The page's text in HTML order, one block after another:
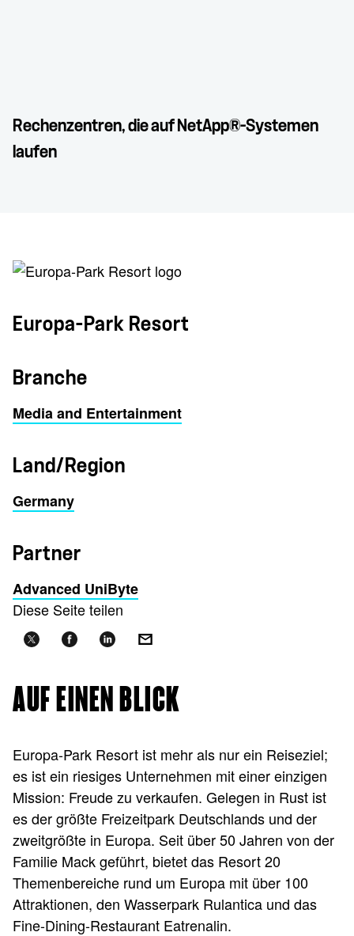
Rechenzentren, die auf NetApp®-Systemen
laufen
Europa-Park Resort
Branche
Media and Entertainment
Land/Region
Germany
Partner
Advanced UniByte
Diese Seite teilen
AUF EINEN BLICK
Europa-Park Resort ist mehr als nur ein Reiseziel;
es ist ein riesiges Unternehmen mit einer einzigen
Mission: Freude zu verkaufen. Gelegen in Rust ist
es der größte Freizeitpark Deutschlands und der
zweitgrößte in Europa. Seit über 50 Jahren von der
Familie Mack geführt, bietet das Resort 20
Themenbereiche rund um Europa mit über 100
Attraktionen, den Wasserpark Rulantica und das
Fine-Dining-Restaurant Eatrenalin.